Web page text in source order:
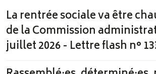
La rentrée sociale va être
de la Commission
juillet 2026 - Lettre flash n°